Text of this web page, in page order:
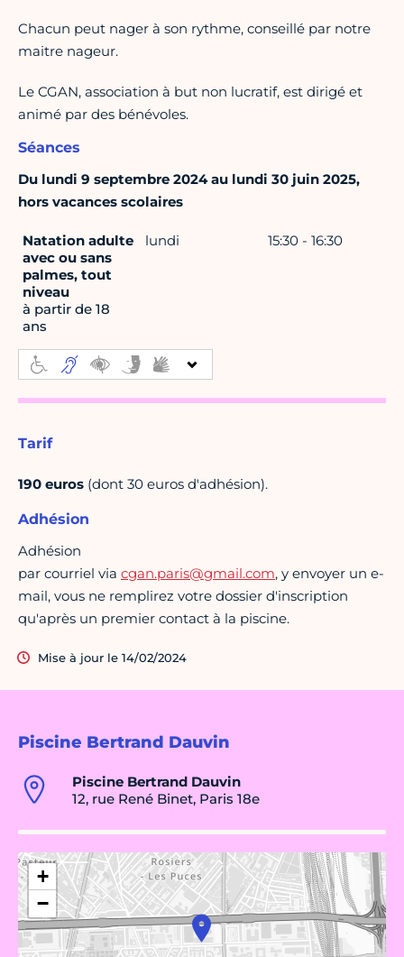
Piscine Bertrand Dauvin
Piscine Bertrand Dauvin
12, rue René Binet, Paris 18e
+
−
Chacun peut nager à son rythme, conseillé par notre
maitre nageur.
Le CGAN, association à but non lucratif, est dirigé et
animé par des bénévoles.
Séances
Du lundi 9 septembre 2024 au lundi 30 juin 2025,
hors vacances scolaires
Natation adulte
avec ou sans
palmes, tout
niveau
à partir de 18
ans
lundi 15:30 - 16:30
Tarif
190 euros (dont 30 euros d'adhésion).
Adhésion
Adhésion
par courriel via cgan.paris@gmail.com, y envoyer un e-
mail, vous ne remplirez votre dossier d'inscription
qu'après un premier contact à la piscine.
Mise à jour le 14/02/2024